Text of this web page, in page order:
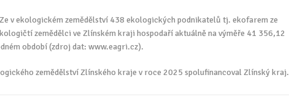
v ekologickém zemědělství 438 ekologických podnikatelů tj. ekofarem ze
zemědělci ve Zlínském kraji hospodaří aktuálně na výměře 41 356,12
období (zdroj dat: www.eagri.cz).
zemědělství Zlínského kraje v roce 2025 spolufinancoval Zlínský kraj.